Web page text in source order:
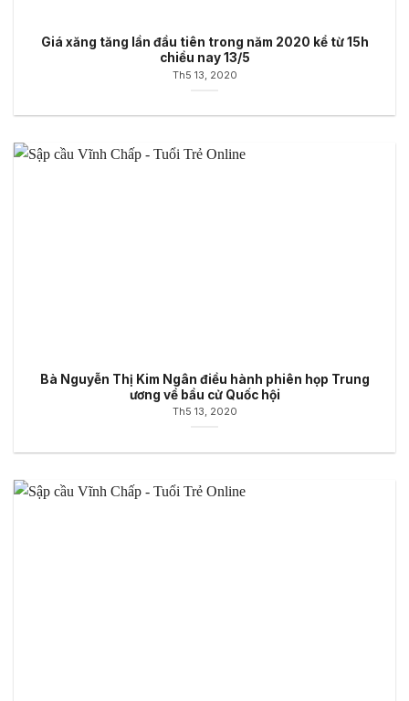
Giá xăng tăng lần đầu tiên trong năm 2020 kể từ 15h
chiều nay 13/5
Th5 13, 2020
Bà Nguyễn Thị Kim Ngân điều hành phiên họp Trung
ương về bầu cử Quốc hội
Th5 13, 2020